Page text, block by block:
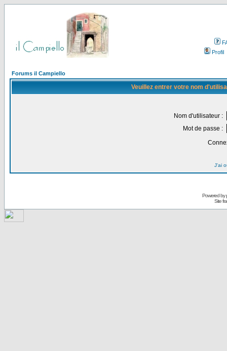
Profil
Forums il Campiello
Veuillez entrer votre nom
Nom d'utilisateur :
Mot de passe :
J'ai
Powered by
Site